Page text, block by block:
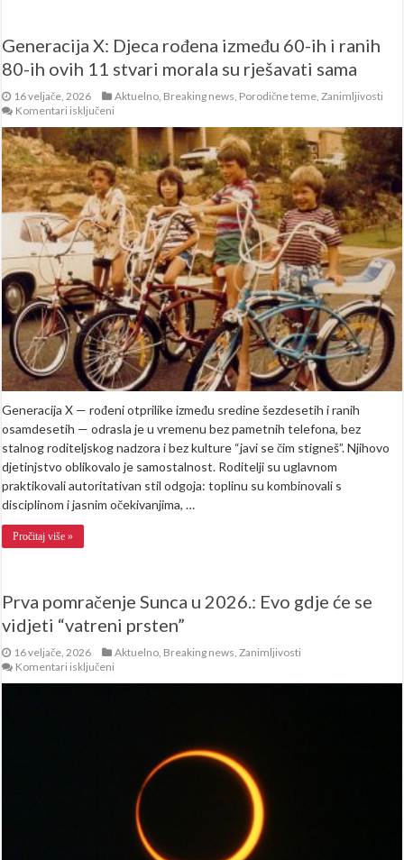
Generacija X: Djeca rođena između 60-ih i ranih
80-ih ovih 11 stvari morala su rješavati sama
16 veljače, 2026 Aktuelno Breaking news Porodične teme ,Zanimljivosti
Komentari isključeni
X:
Djeca
rođena
između
60-
ih
i
ranih
80-
ih
ovih
11
stvari
morala
su
rješavati
sama
Generacija X — rođeni otprilike između sredine šezdesetih i ranih
osamdesetih — odrasla je u vremenu bez pametnih telefona, bez
stalnog roditeljskog nadzora i bez kulture “javi se čim stigneš”. Njihovo
djetinjstvo oblikovalo je samostalnost. Roditelji su uglavnom
praktikovali autoritativan stil odgoja: toplinu su kombinovali s
disciplinom i jasnim očekivanjima, …
Pročitaj više »
Prva pomračenje Sunca u 2026.: Evo gdje će se
vidjeti “vatreni prsten”
16 veljače, 2026 Aktuelno Breaking news ,Zanimljivosti
Komentari isključeni
vidjeti
“vatreni
prsten”